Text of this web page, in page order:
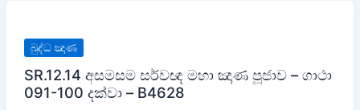
බුද්ධ ඤාණ
SR.12.14 අසමසම සර්වඥ මහා ඤාණ පූජාව – ගාථා
091-100 දක්වා – B4628